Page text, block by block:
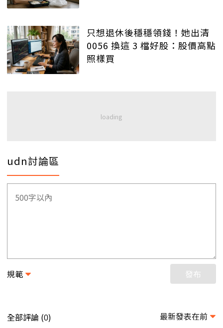
只想退休後穩穩領錢！她出清
0056 換這 3 檔好股：股價高點
照樣買
udn討論區
規範 發布
全部評論 (0) 最新發表在前